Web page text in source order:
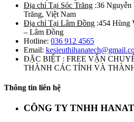
Địa chỉ Tại Sóc Trăng :36
Trăng, Việt Nam
Địa chỉ Tại Lâm Đồng :454 Hùng
– Lâm Đồng
Hotline: 036 912 4565
Email:
ĐẶC BIỆT : FREE VẬN
THÀNH CÁC TỈNH VÀ
Thông tin liên hệ
CÔNG TY TNHH